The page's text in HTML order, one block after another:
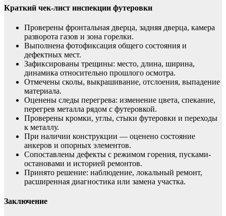
Краткий чек-лист инспекции футеровки
Проверены фронтальная дверца, задняя дверца, камера
разворота газов и зона горелки.
Выполнена фотофиксация общего состояния и
дефектных мест.
Зафиксированы трещины: место, длина, ширина,
динамика относительно прошлого осмотра.
Отмечены сколы, выкрашивание, отслоения, выпадение
материала.
Оценены следы перегрева: изменение цвета, спекание,
перегрев металла рядом с футеровкой.
Проверены кромки, углы, стыки футеровки и переходы
к металлу.
При наличии конструкции — оценено состояние
анкеров и опорных элементов.
Сопоставлены дефекты с режимом горения, пусками-
остановами и историей ремонтов.
Принято решение: наблюдение, локальный ремонт,
расширенная диагностика или замена участка.
Заключение